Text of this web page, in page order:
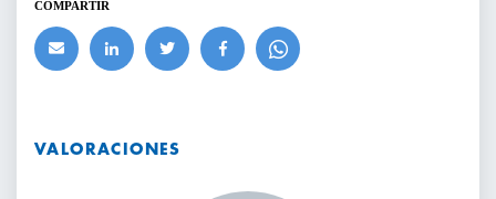
BUSCAR
COMPARTIR
VALORACIONES